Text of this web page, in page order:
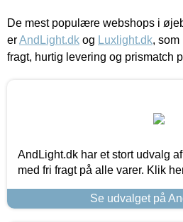
De mest populære webshops i
erAndLight.dk og Luxlight.dk, som
fragt, hurtig levering og prismatch
AndLight.dk har et stort udvalg
med fri fragt på alle varer. Klik
Se udvalget på